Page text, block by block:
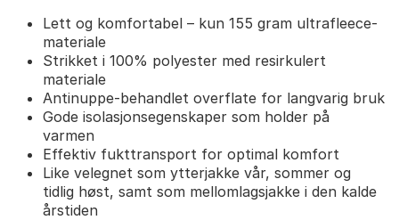
Lett og komfortabel – kun 155 gram ultrafleece-
materiale
Strikket i 100% polyester med resirkulert
materiale
Antinuppe-behandlet overflate for langvarig bruk
Gode isolasjonsegenskaper som holder på
varmen
Effektiv fukttransport for optimal komfort
Like velegnet som ytterjakke vår, sommer og
tidlig høst, samt som mellomlagsjakke i den kalde
årstiden